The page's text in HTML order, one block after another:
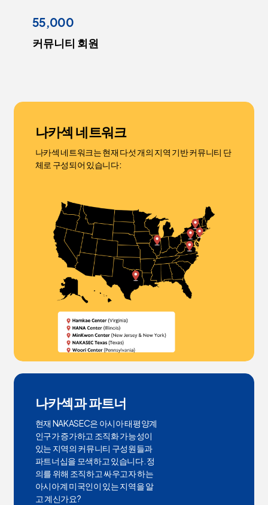
55,000
커뮤니티 회원
나카섹 네트워크
나카섹 네트워크는 현재 다섯 개의 지역 기반 커뮤니티 단
체로 구성되어 있습니다:
나카섹과 파트너
현재 NAKASEC은 아시아 태평양계
인구가 증가하고 조직화 가능성이
있는 지역의 커뮤니티 구성원들과
파트너십을 모색하고 있습니다. 정
의를 위해 조직하고 싸우고자 하는
아시아계 미국인이 있는 지역을 알
고 계신가요?